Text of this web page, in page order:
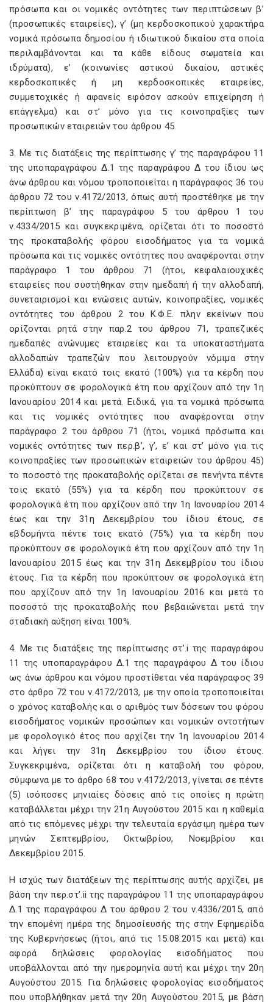
πρόσωπα και οι νομικές οντότητες των περιπτώσεων β’
(προσωπικές εταιρείες), γ’ (μη κερδοσκοπικού χαρακτήρα
νομικά πρόσωπα δημοσίου ή ιδιωτικού δικαίου στα οποία
περιλαμβάνονται και τα κάθε είδους σωματεία και
ιδρύματα), ε’ (κοινωνίες αστικού δικαίου, αστικές
κερδοσκοπικές ή μη κερδοσκοπικές εταιρείες,
συμμετοχικές ή αφανείς εφόσον ασκούν επιχείρηση ή
επάγγελμα) και στ’ μόνο για τις κοινοπραξίες των
προσωπικών εταιρειών του άρθρου 45.
3. Με τις διατάξεις της περίπτωσης γ’ της παραγράφου 11
της υποπαραγράφου Δ.1 της παραγράφου Δ του ίδιου ως
άνω άρθρου και νόμου τροποποιείται η παράγραφος 36 του
άρθρου 72 του ν.4172/2013, όπως αυτή προστέθηκε με την
περίπτωση β’ της παραγράφου 5 του άρθρου 1 του
ν.4334/2015 και συγκεκριμένα, ορίζεται ότι το ποσοστό
της προκαταβολής φόρου εισοδήματος για τα νομικά
πρόσωπα και τις νομικές οντότητες που αναφέρονται στην
παράγραφο 1 του άρθρου 71 (ήτοι, κεφαλαιουχικές
εταιρείες που συστήθηκαν στην ημεδαπή ή την αλλοδαπή,
συνεταιρισμοί και ενώσεις αυτών, κοινοπραξίες, νομικές
οντότητες του άρθρου 2 του Κ.Φ.Ε. πλην εκείνων που
ορίζονται ρητά στην παρ.2 του άρθρου 71, τραπεζικές
ημεδαπές ανώνυμες εταιρείες και τα υποκαταστήματα
αλλοδαπών τραπεζών που λειτουργούν νόμιμα στην
Ελλάδα) είναι εκατό τοις εκατό (100%) για τα κέρδη που
προκύπτουν σε φορολογικά έτη που αρχίζουν από την 1η
Ιανουαρίου 2014 και μετά. Ειδικά, για τα νομικά πρόσωπα
και τις νομικές οντότητες που αναφέρονται στην
παράγραφο 2 του άρθρου 71 (ήτοι, νομικά πρόσωπα και
νομικές οντότητες των περ.β’, γ’, ε’ και στ’ μόνο για τις
κοινοπραξίες των προσωπικών εταιρειών του άρθρου 45)
το ποσοστό της προκαταβολής ορίζεται σε πενήντα πέντε
τοις εκατό (55%) για τα κέρδη που προκύπτουν σε
φορολογικά έτη που αρχίζουν από την 1η Ιανουαρίου 2014
έως και την 31η Δεκεμβρίου του ίδιου έτους, σε
εβδομήντα πέντε τοις εκατό (75%) για τα κέρδη που
προκύπτουν σε φορολογικά έτη που αρχίζουν από την 1η
Ιανουαρίου 2015 έως και την 31η Δεκεμβρίου του ίδιου
έτους. Για τα κέρδη που προκύπτουν σε φορολογικά έτη
που αρχίζουν από την 1η Ιανουαρίου 2016 και μετά το
ποσοστό της προκαταβολής που βεβαιώνεται μετά την
σταδιακή αύξηση είναι 100%.
4. Με τις διατάξεις της περίπτωσης στ’.i της παραγράφου
11 της υποπαραγράφου Δ.1 της παραγράφου Δ του ίδιου
ως άνω άρθρου και νόμου προστίθεται νέα παράγραφος 39
στο άρθρο 72 του ν.4172/2013, με την οποία τροποποιείται
ο χρόνος καταβολής και ο αριθμός των δόσεων του φόρου
εισοδήματος νομικών προσώπων και νομικών οντοτήτων
με φορολογικό έτος που αρχίζει την 1η Ιανουαρίου 2014
και λήγει την 31η Δεκεμβρίου του ίδιου έτους.
Συγκεκριμένα, ορίζεται ότι η καταβολή του φόρου,
σύμφωνα με το άρθρο 68 του ν.4172/2013, γίνεται σε πέντε
(5) ισόποσες μηνιαίες δόσεις από τις οποίες η πρώτη
καταβάλλεται μέχρι την 21η Αυγούστου 2015 και η καθεμία
από τις επόμενες μέχρι την τελευταία εργάσιμη ημέρα των
μηνών Σεπτεμβρίου, Οκτωβρίου, Νοεμβρίου και
Δεκεμβρίου 2015.
Η ισχύς των διατάξεων της περίπτωσης αυτής αρχίζει, με
βάση την περ.στ’.ii της παραγράφου 11 της υποπαραγράφου
Δ.1 της παραγράφου Δ του άρθρου 2 του ν.4336/2015, από
την επομένη ημέρα της δημοσίευσής της στην Εφημερίδα
της Κυβερνήσεως (ήτοι, από τις 15.08.2015 και μετά) και
αφορά δηλώσεις φορολογίας εισοδήματος που
υποβάλλονται από την ημερομηνία αυτή και μέχρι την 20η
Αυγούστου 2015. Για δηλώσεις φορολογίας εισοδήματος
που υποβλήθηκαν μετά την 20η Αυγούστου 2015, με βάση